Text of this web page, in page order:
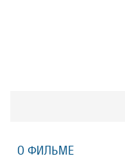
О ФИЛЬМЕ